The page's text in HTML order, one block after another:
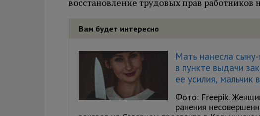
восстановление трудовых прав работников
Вам будет интересно
Мать нанесла
в пункте выдачи
ее усилия, мальчик
Фото: Freepik.
ранения